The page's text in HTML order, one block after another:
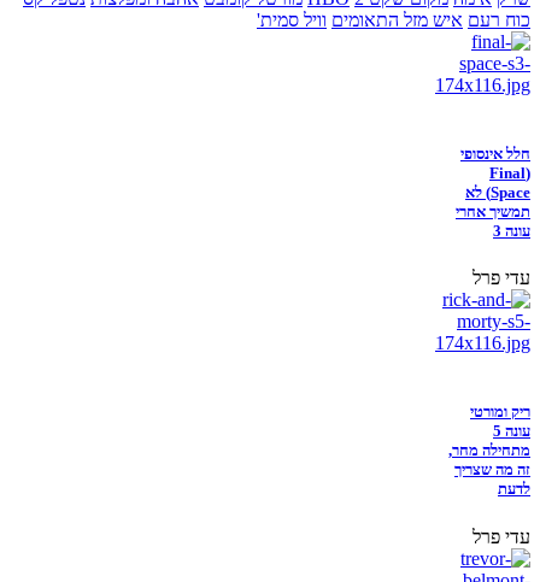
כוח רעם איש מזל התאומים וויל סמית'
חלל אינסופי
(Final
Space) לא
תמשיך אחרי
עונה 3
עדי פרל
ריק ומורטי
עונה 5
מתחילה מחר,
זה מה שצריך
לדעת
עדי פרל